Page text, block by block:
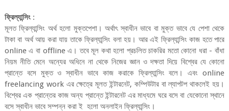
ফ্রিল্যান্সিং:
মূলত ফ্রিল্যান্সিং অর্থ হলো মুক্তপেশা। অর্থাৎ স্বাধীন ভাবে বা মুক্ত ভাবে যে পেশা থেকে
টাকা বা অর্থ আয় করা যায় তাকে ফ্রিল্যান্সিং বলা হয়। আর এই ফ্রিল্যান্সিং কাজ হতে পারে
online এ বা offline এ। তবে মূল কথা হলো প্রচলিত চাকরির মতো কোনো ধরা - বাঁধা
নিয়ম নীতি মেনে অন্যের অধিনে না থেকে নিজের জ্ঞান ও দক্ষতা দিয়ে বিশ্বের যে কোনো
প্রান্তে বসে মুক্ত ও স্বাধীন ভাবে কাজ করাকে ফ্রিল্যান্সিং বলে। এবং online
freelancing work এর ক্ষেত্রে মূলত ইন্টারনেট, কম্পিউটার বা ল্যাপটপ থাকলেই হয়।
বিশ্বের এক প্রান্তের কাজ অন্য প্রান্তে ইন্টারনেট এর মাধ্যমে ঘরে বসে বা যেকোনো স্থানে
বসে স্বাধীন ভাবে সম্পন্ন করা ই হলো অনলাইন ফ্রিল্যান্সিং।